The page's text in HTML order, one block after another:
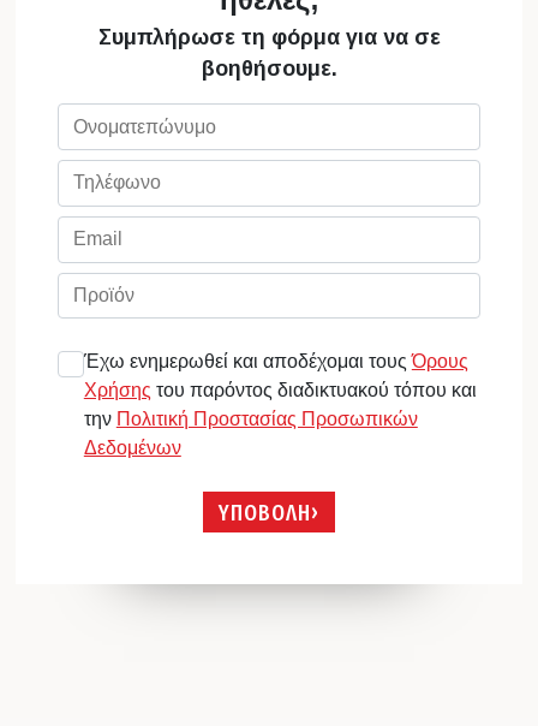
Συμπλήρωσε τη φόρμα για να σε
βοηθήσουμε.
Έχω ενημερωθεί και αποδέχομαι τουςΌρους
Χρήσης του παρόντος διαδικτυακού τόπου και
την Πολιτική Προστασίας Προσωπικών
Δεδομένων
ΥΠΟΒΟΛΗ